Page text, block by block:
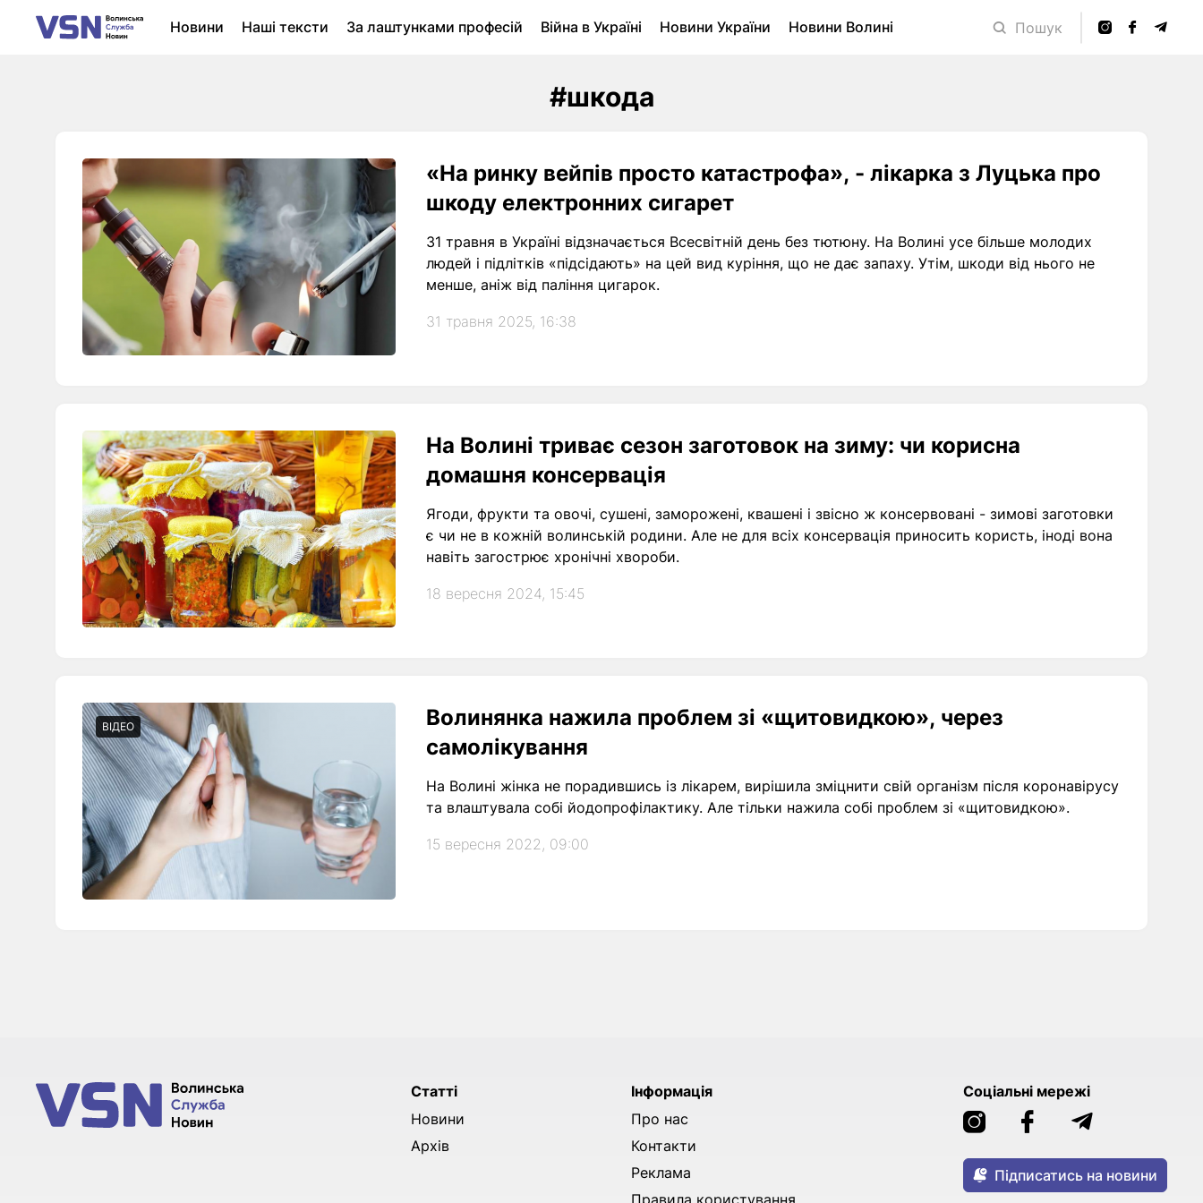
Новини Наші тексти За лаштунками професій Війна в Україні Новини України
Новини Волині
Пошук
#шкода
«На ринку вейпів просто катастрофа», - лікарка з Луцька про
шкоду електронних сигарет
31 травня в Україні відзначається Всесвітній день без тютюну. На Волині усе більше молодих
людей і підлітків «підсідають» на цей вид куріння, що не дає запаху. Утім, шкоди від нього не
менше, аніж від паління цигарок.
31 травня 2025, 16:38
На Волині триває сезон заготовок на зиму: чи корисна
домашня консервація
Ягоди, фрукти та овочі, сушені, заморожені, квашені і звісно ж консервовані - зимові заготовки
є чи не в кожній волинській родини. Але не для всіх консервація приносить користь, іноді вона
навіть загострює хронічні хвороби.
18 вересня 2024, 15:45
ВІДЕО
Волинянка нажила проблем зі «щитовидкою», через
самолікування
На Волині жінка не порадившись із лікарем, вирішила зміцнити свій організм після коронавірусу
та влаштувала собі йодопрофілактику. Але тільки нажила собі проблем зі «щитовидкою».
15 вересня 2022, 09:00
Статті
Новини
Архів
Інформація
Про нас
Контакти
Реклама
Соціальні мережі
Підписатись на новини